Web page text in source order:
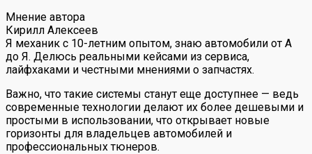
Мнение автора
Кирилл Алексеев
Я механик с 10-летним опытом, знаю автомобили от А
до Я. Делюсь реальными кейсами из сервиса,
лайфхаками и честными мнениями о запчастях.
Важно, что такие системы станут еще доступнее — ведь
современные технологии делают их более дешевыми и
простыми в использовании, что открывает новые
горизонты для владельцев автомобилей и
профессиональных тюнеров.